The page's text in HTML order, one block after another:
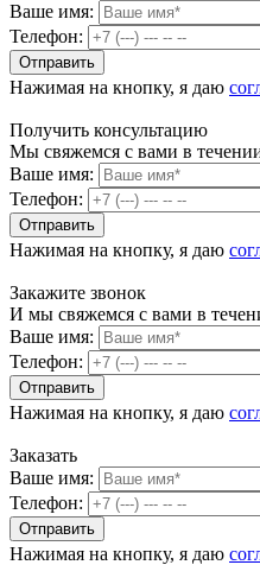
Ваше имя:
Телефон:
Нажимая на кнопку, я даю
Получить консультацию
Мы свяжемся с вами в
Ваше имя:
Телефон:
Нажимая на кнопку, я даю
Закажите звонок
И мы свяжемся с вами в
Ваше имя:
Телефон:
Нажимая на кнопку, я даю
Заказать
Ваше имя:
Телефон:
Нажимая на кнопку, я даю